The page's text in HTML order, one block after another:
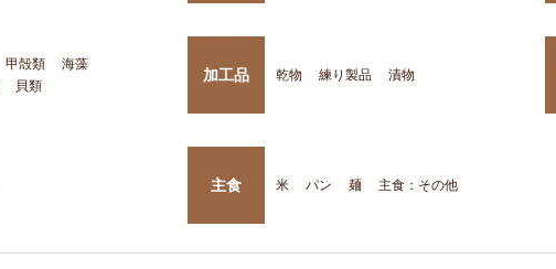
甲殻類
海藻
貝類
加工品 乾物 練り製品 漬物
主食 米 パン 麺 主食：その他